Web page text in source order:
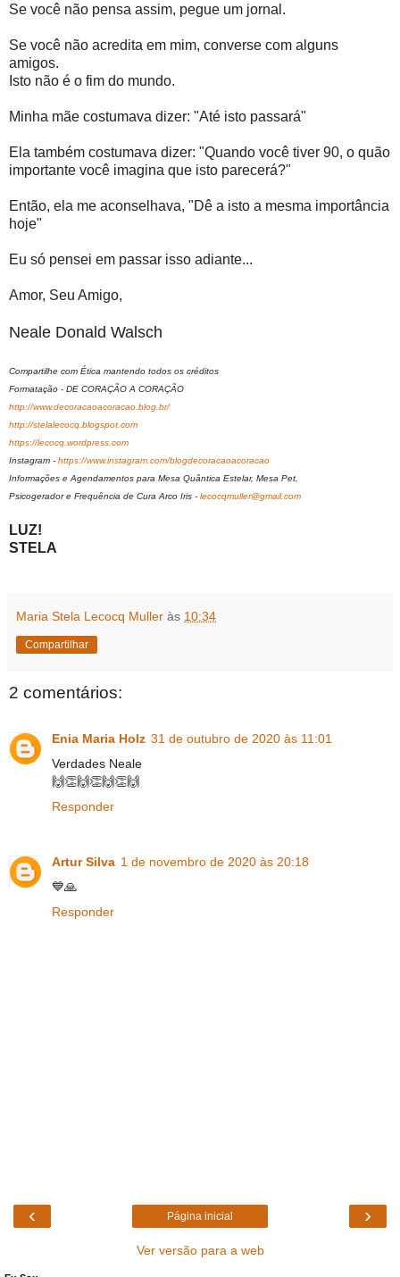
Se você não pensa assim, pegue um jornal.
Se você não acredita em mim, converse com alguns
amigos.
Isto não é o fim do mundo.
Minha mãe costumava dizer: "Até isto passará"
Ela também costumava dizer: "Quando você tiver 90, o quão
importante você imagina que isto parecerá?"
Então, ela me aconselhava, "Dê a isto a mesma importância
hoje"
Eu só pensei em passar isso adiante...
Amor, Seu Amigo,
Neale Donald Walsch
Compartilhe com Ética mantendo todos os créditos
Formatação - DE CORAÇÃO A CORAÇÃO
http://www.decoracaoacoracao.blog.br/
http://stelalecocq.blogspot.com
https://lecocq.wordpress.com
Instagram - https://www.instagram.com/blogdecoracaoacoracao
Informações e Agendamentos para Mesa Quântica Estelar, Mesa Pet,
Psicogerador e Frequência de Cura Arco Iris - lecocqmuller@gmail.com
LUZ!
STELA
Maria Stela Lecocq Muller às 10:34
Compartilhar
2 comentários:
Enia Maria Holz 31 de outubro de 2020 às 11:01
Verdades Neale
🙌👏🙌👏🙌👏🙌
Responder
Artur Silva 1 de novembro de 2020 às 20:18
💙🙏
Responder
‹ ›
Página inicial
Ver versão para a web